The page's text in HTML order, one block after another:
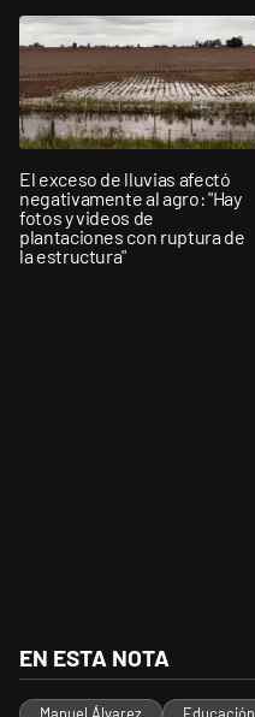
El exceso de lluvias afectó
negativamente al agro: "Hay
fotos y videos de
plantaciones con ruptura de
la estructura"
EN ESTA NOTA